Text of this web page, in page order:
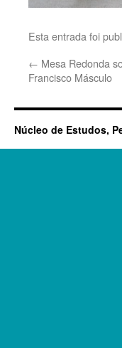
Esta entrada foi
← Mesa Redonda
Francisco Másculo
Núcleo de Estudos,